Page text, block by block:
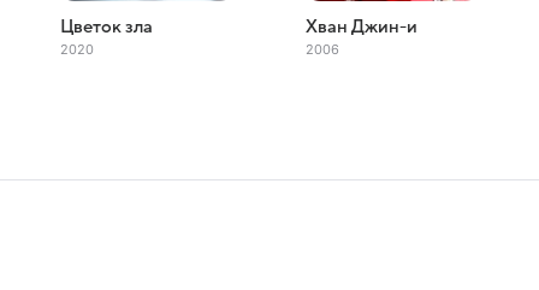
Цветок зла
2020
Хван Джин-и
2006